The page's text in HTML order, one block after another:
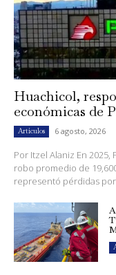
Huachicol,
económicas de
Artículos 6 agosto, 2026
Por Itzel Alaniz En
robo promedio de
representó pérdidas por